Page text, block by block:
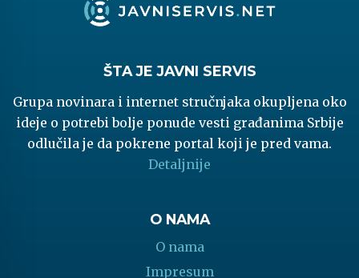
ŠTA JE JAVNI SERVIS
Grupa novinara i internet stručnjaka okupljena oko
ideje o potrebi bolje ponude vesti građanima Srbije
odlučila je da pokrene portal koji je pred vama.
Detaljnije
O NAMA
O nama
Impresum